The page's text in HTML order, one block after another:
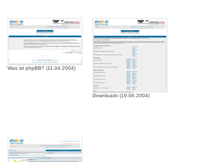
Was ist phpBB? (11.04.2004)
Downloads (19.06.2004)